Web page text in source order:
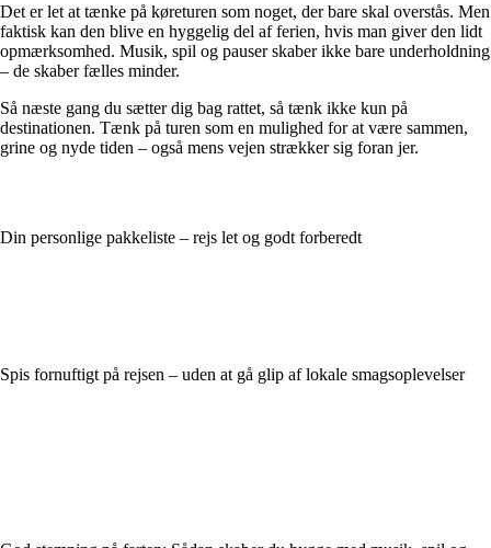
Det er let at tænke på køreturen som noget, der bare skal overstås. Men
faktisk kan den blive en hyggelig del af ferien, hvis man giver den lidt
opmærksomhed. Musik, spil og pauser skaber ikke bare underholdning
– de skaber fælles minder.
Så næste gang du sætter dig bag rattet, så tænk ikke kun på
destinationen. Tænk på turen som en mulighed for at være sammen,
grine og nyde tiden – også mens vejen strækker sig foran jer.
Din personlige pakkeliste – rejs let og godt forberedt
Spis fornuftigt på rejsen – uden at gå glip af lokale smagsoplevelser